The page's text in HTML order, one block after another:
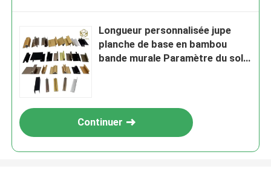
Longueur personnalisée jupe
planche de base en bambou
bande murale Paramètre du sol
Continuer